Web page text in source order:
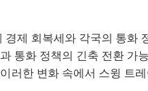
경제 회복세와 각국의 통화
통화 정책의 긴축 전환 가
러한 변화 속에서 스윙 트